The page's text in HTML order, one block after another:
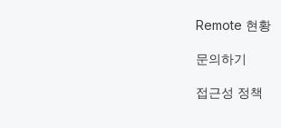
Remote 현황
문의하기
접근성 정책